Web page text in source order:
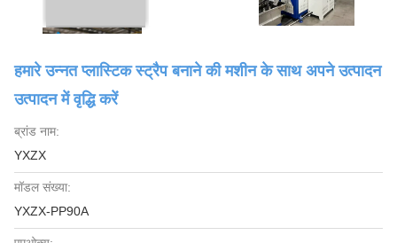
हमारे उन्नत प्लास्टिक स्ट्रैप बनाने की मशीन के साथ अपने उत्पादन
उत्पादन में वृद्धि करें
ब्रांड नाम:
YXZX
मॉडल संख्या:
YXZX-PP90A